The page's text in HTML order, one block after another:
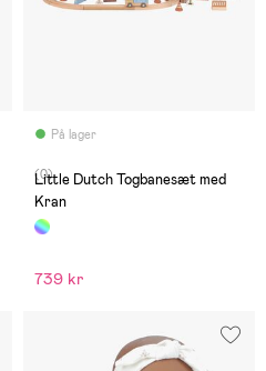
På lager
(0)
Little Dutch Togbanesæt med
Kran
739 kr